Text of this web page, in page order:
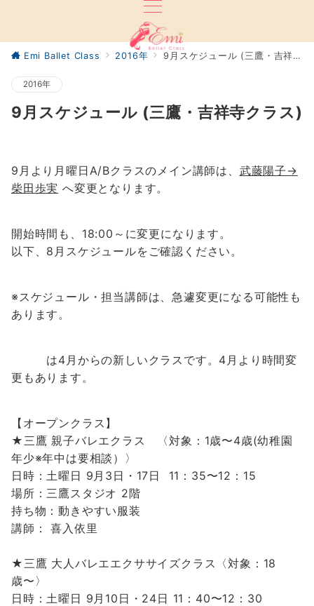
Emi Ballet Class 2016年 9月スケジュール (三鷹・吉祥寺クラス)
2016年
9月スケジュール (三鷹・吉祥寺クラス)
9月より月曜日A/Bクラスのメイン講師は、 武藤陽子→
柴田歩実 へ変更となります。
開始時間も、18:00～に変更になります。
以下、8月スケジュールをご確認ください。
※スケジュール・担当講師は、急遽変更になる可能性も
あります。
は4月からの新しいクラスです。4月より時間変
更もあります。
【オープンクラス】
★三鷹 親子バレエクラス 〈対象：1歳〜4歳(幼稚園
年少※年中は要相談）〉
日時：土曜日 9月3日・17日 11：35〜12：15
場所：三鷹スタジオ 2階
持ち物：動きやすい服装
講師： 喜入依里
★三鷹 大人バレエエクササイズクラス 〈対象：18
歳〜〉
日時：土曜日 9月10日・24日 11：40〜12：30